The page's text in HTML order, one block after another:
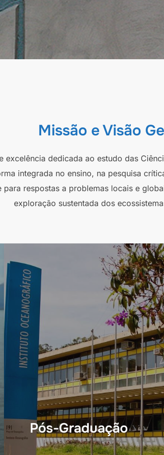
Missão e Visão
dedicada ao estudo das
integrada no ensino, na pesquisa
respostas a problemas locais e
exploração sustentada dos
Pós-Graduação